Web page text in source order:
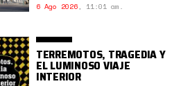
6 Ago 2026, 11:01 am.
TERREMOTOS, TRAGEDIA Y
EL LUMINOSO VIAJE
INTERIOR